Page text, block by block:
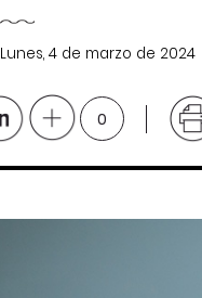
Lunes, 4 de marzo de 2024
0